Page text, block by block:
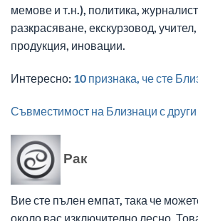
мемове и т.н.), политика,
разкрасяване, екскурзовод,
продукция, иновации.
Интересно: 10 признака, че сте
Съвместимост на Близнаци с
Рак
Вие сте пълен емпат, така че
около вас изключително лесно.